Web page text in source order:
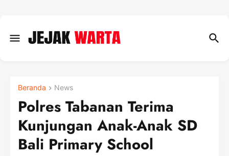
Beranda News
Polres Tabanan Terima
Kunjungan Anak-Anak SD
Bali Primary School